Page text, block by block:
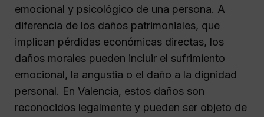
emocional y psicológico de una persona. A
diferencia de los daños patrimoniales, que
implican pérdidas económicas directas, los
daños morales pueden incluir el sufrimiento
emocional, la angustia o el daño a la dignidad
personal. En Valencia, estos daños son
reconocidos legalmente y pueden ser objeto de